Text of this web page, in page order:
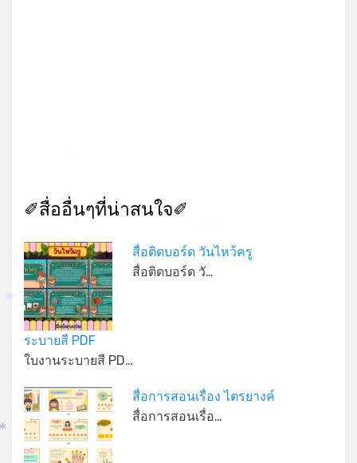
✐สื่ออื่นๆที่น่าสนใจ✐
สื่อติดบอร์ด วันไหว้ครู
สื่อติดบอร์ด วั…
ระบายสี PDF
ใบงานระบายสี PD…
สื่อการสอนเรื่อง ไตรยางค์
สื่อการสอนเรื่อ…
* *